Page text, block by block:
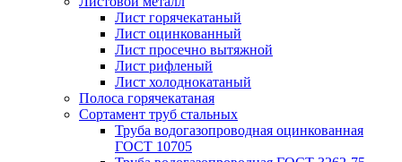
Лист горячекатаный
Лист оцинкованный
Лист просечно вытяжной
Лист рифленый
Лист холоднокатаный
Полоса горячекатаная
Сортамент труб стальных
Труба водогазопроводная оцинкованная
ГОСТ 10705